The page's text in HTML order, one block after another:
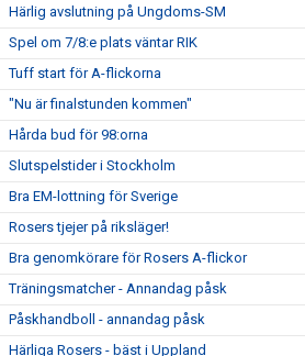
Härlig avslutning på Ungdoms-SM
Spel om 7/8:e plats väntar RIK
Tuff start för A-flickorna
"Nu är finalstunden kommen"
Hårda bud för 98:orna
Slutspelstider i Stockholm
Bra EM-lottning för Sverige
Rosers tjejer på riksläger!
Bra genomkörare för Rosers A-flickor
Träningsmatcher - Annandag påsk
Påskhandboll - annandag påsk
Härliga Rosers - bäst i Uppland